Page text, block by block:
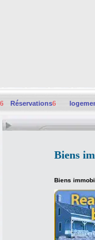
6 Réservations6
Biens
Biens